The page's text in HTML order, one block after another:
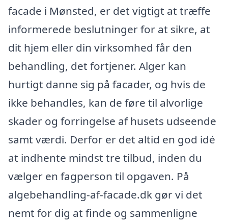
facade i Mønsted, er det vigtigt at træffe
informerede beslutninger for at sikre, at
dit hjem eller din virksomhed får den
behandling, det fortjener. Alger kan
hurtigt danne sig på facader, og hvis de
ikke behandles, kan de føre til alvorlige
skader og forringelse af husets udseende
samt værdi. Derfor er det altid en god idé
at indhente mindst tre tilbud, inden du
vælger en fagperson til opgaven. På
algebehandling-af-facade.dk gør vi det
nemt for dig at finde og sammenligne